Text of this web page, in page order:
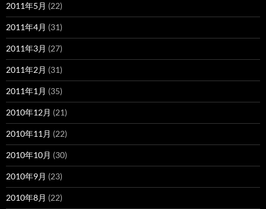
2011年5月 (22)
2011年4月 (31)
2011年3月 (27)
2011年2月 (31)
2011年1月 (35)
2010年12月 (21)
2010年11月 (22)
2010年10月 (30)
2010年9月 (23)
2010年8月 (22)